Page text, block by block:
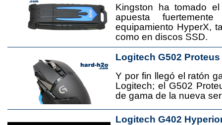
Kingston ha tomado
apuesta
equipamiento HyperX,
como en discos SSD.
Logitech G502 Proteus
Y por fin llegó el ratón
Logitech; el G502
de gama de la nueva
Logitech G402